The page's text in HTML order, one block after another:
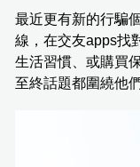
最近更有新的行騙
線，在交友apps找
生活習慣、或購買
至終話題都圍繞他